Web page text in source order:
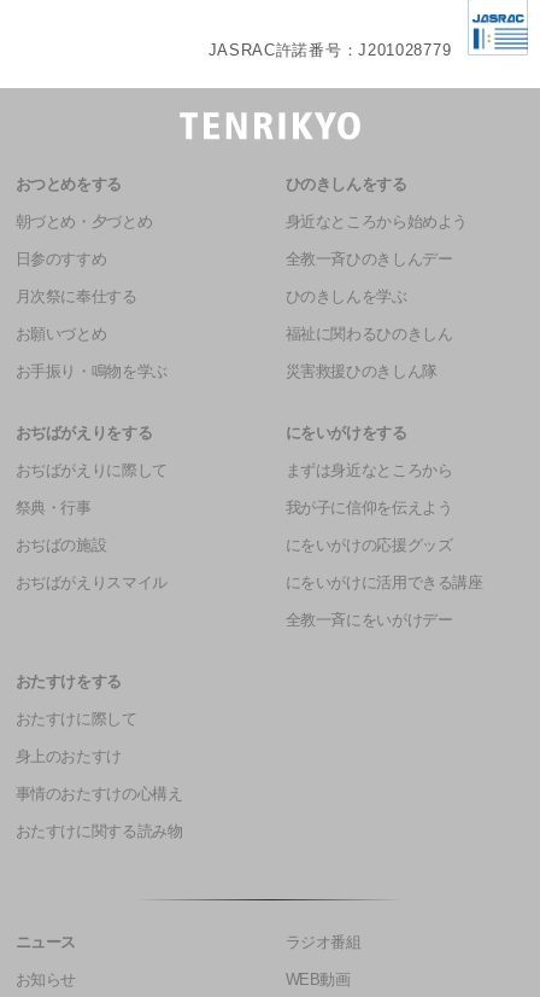
JASRAC許諾番号：J201028779
おつとめをする
朝づとめ・夕づとめ
日参のすすめ
月次祭に奉仕する
お願いづとめ
お手振り・鳴物を学ぶ
ひのきしんをする
身近なところから始めよう
全教一斉ひのきしんデー
ひのきしんを学ぶ
福祉に関わるひのきしん
災害救援ひのきしん隊
おぢばがえりをする
おぢばがえりに際して
祭典・行事
おぢばの施設
おぢばがえりスマイル
にをいがけをする
まずは身近なところから
我が子に信仰を伝えよう
にをいがけの応援グッズ
にをいがけに活用できる講座
全教一斉にをいがけデー
おたすけをする
おたすけに際して
身上のおたすけ
事情のおたすけの心構え
おたすけに関する読み物
ニュース
お知らせ
ラジオ番組
WEB動画